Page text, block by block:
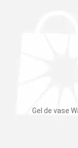
Gel de vase